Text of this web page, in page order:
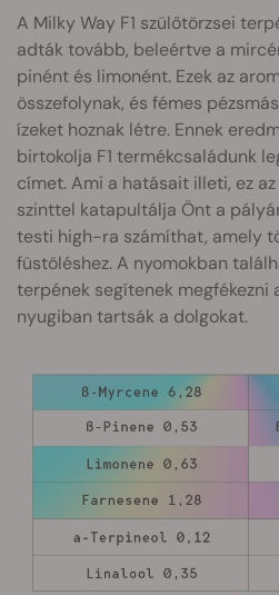
A Milky Way F1 szülőtörzsei
adták tovább, beleértve a
pinént és limonént. Ezek az
összefolynak, és fémes
ízeket hoznak létre. Ennek
birtokolja F1 termékcsaládunk
címet. Ami a hatásait illeti, ez
szinttel katapultálja Önt a
testi high-ra számíthat, amely
füstöléshez. A nyomokban
terpének segítenek megfékezni
nyugiban tartsák a dolgokat.